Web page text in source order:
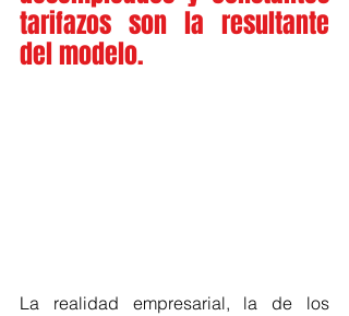
tarifazos son la resultante
del modelo.
La realidad empresarial, la de los